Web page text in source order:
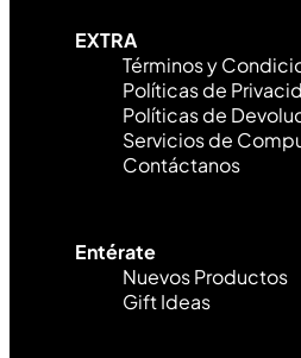
EXTRA
Términos y
Políticas de
Políticas de
Servicios de
Contáctanos
Entérate
Nuevos Productos
Gift Ideas